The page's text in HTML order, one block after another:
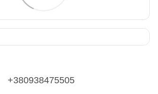
+380938475505